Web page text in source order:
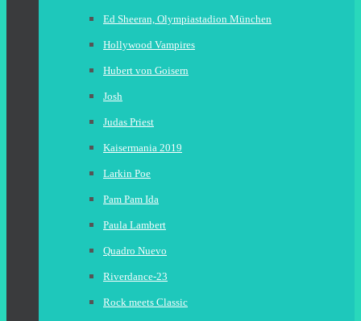
Ed Sheeran, Olympiastadion München
Hollywood Vampires
Hubert von Goisern
Josh
Judas Priest
Kaisermania 2019
Larkin Poe
Pam Pam Ida
Paula Lambert
Quadro Nuevo
Riverdance-23
Rock meets Classic